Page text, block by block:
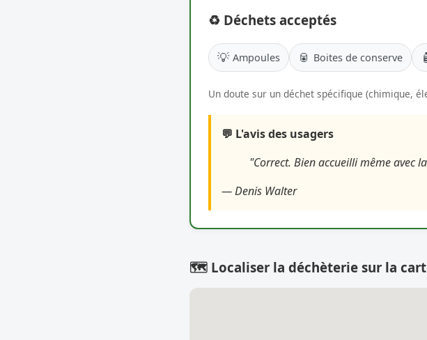
♻️ Déchets acceptés
💡 Ampoules 🥫 Boites de conserve
Un doute sur un déchet spécifique (chimique,
💬 L'avis des usagers
"Correct. Bien accueilli même avec
— Denis Walter
🗺️ Localiser la déchèterie sur la